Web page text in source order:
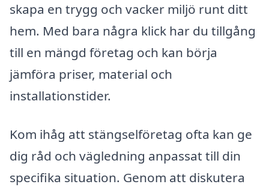
skapa en trygg och vacker miljö runt ditt
hem. Med bara några klick har du tillgång
till en mängd företag och kan börja
jämföra priser, material och
installationstider.
Kom ihåg att stängselföretag ofta kan ge
dig råd och vägledning anpassat till din
specifika situation. Genom att diskutera